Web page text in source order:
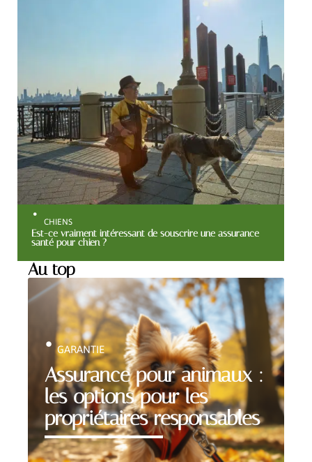
CHIENS
Est-ce vraiment intéressant de souscrire une assurance
santé pour chien ?
Au top
Assurance pour animaux :
les options pour les
propriétaires responsables
GARANTIE